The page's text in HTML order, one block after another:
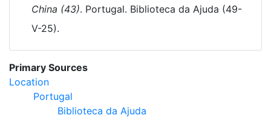
China (43). Portugal. Biblioteca da Ajuda (49-
V-25).
Primary Sources
Location
Portugal
Biblioteca da Ajuda